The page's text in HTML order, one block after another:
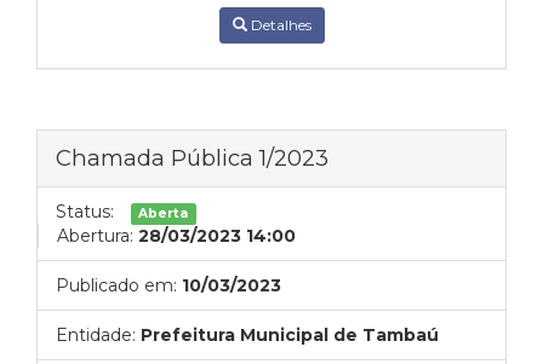
Detalhes
Chamada Pública 1/2023
Status: Aberta
Abertura: 28/03/2023 14:00
Publicado em: 10/03/2023
Entidade: Prefeitura Municipal de Tambaú